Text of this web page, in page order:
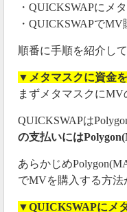
・QUICKSWAPにメ
・QUICKSWAPでMV
順番に手順を紹介して
▼メタマスクに資金
まずメタマスクにMV
QUICKSWAPは
の支払いには
あらかじめ
でMVを購入する方法
▼QUICKSWAPにメ